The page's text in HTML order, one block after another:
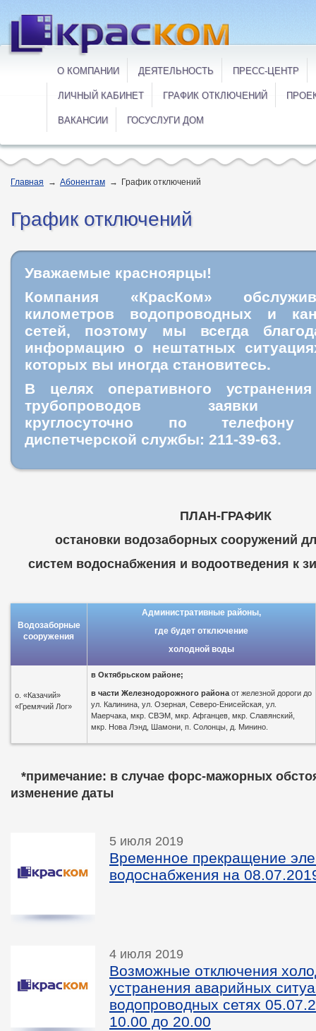
О КОМПАНИИ ДЕЯТЕЛЬНОСТЬ ПРЕСС-ЦЕНТР
ЛИЧНЫЙ КАБИНЕТ ГРАФИК ОТКЛЮЧЕНИЙ
ВАКАНСИИ ГОСУСЛУГИ ДОМ
Главная → Абонентам → График отключений
График отключений
Уважаемые красноярцы!
Компания «КрасКом»
километров водопроводных и
сетей, поэтому мы всегда
информацию о нештатных
которых вы иногда становитесь.
В целях оперативного
трубопроводов заявки
круглосуточно по телефону
диспетчерской службы: 211-39-63.
ПЛАН-ГРАФИК
остановки водозаборных сооружений
систем водоснабжения и водоотведения к
Водозаборные
сооружения
Административные районы,
где будет отключение
холодной воды
о. «Казачий»
«Гремячий Лог»
в Октябрьском районе;
в части Железнодорожного района от железной дороги до
ул. Калинина, ул. Озерная, Северо-Енисейская, ул.
Маерчака, мкр. СВЭМ, мкр. Афганцев, мкр. Славянский,
мкр. Нова Лэнд, Шамони, п. Солонцы, д. Минино.
*примечание: в случае форс-мажорных
изменение даты
5 июля 2019
Временное прекращение
водоснабжения на
4 июля 2019
Возможные отключения
устранения аварийных
водопроводных сетях
10.00 до 20.00